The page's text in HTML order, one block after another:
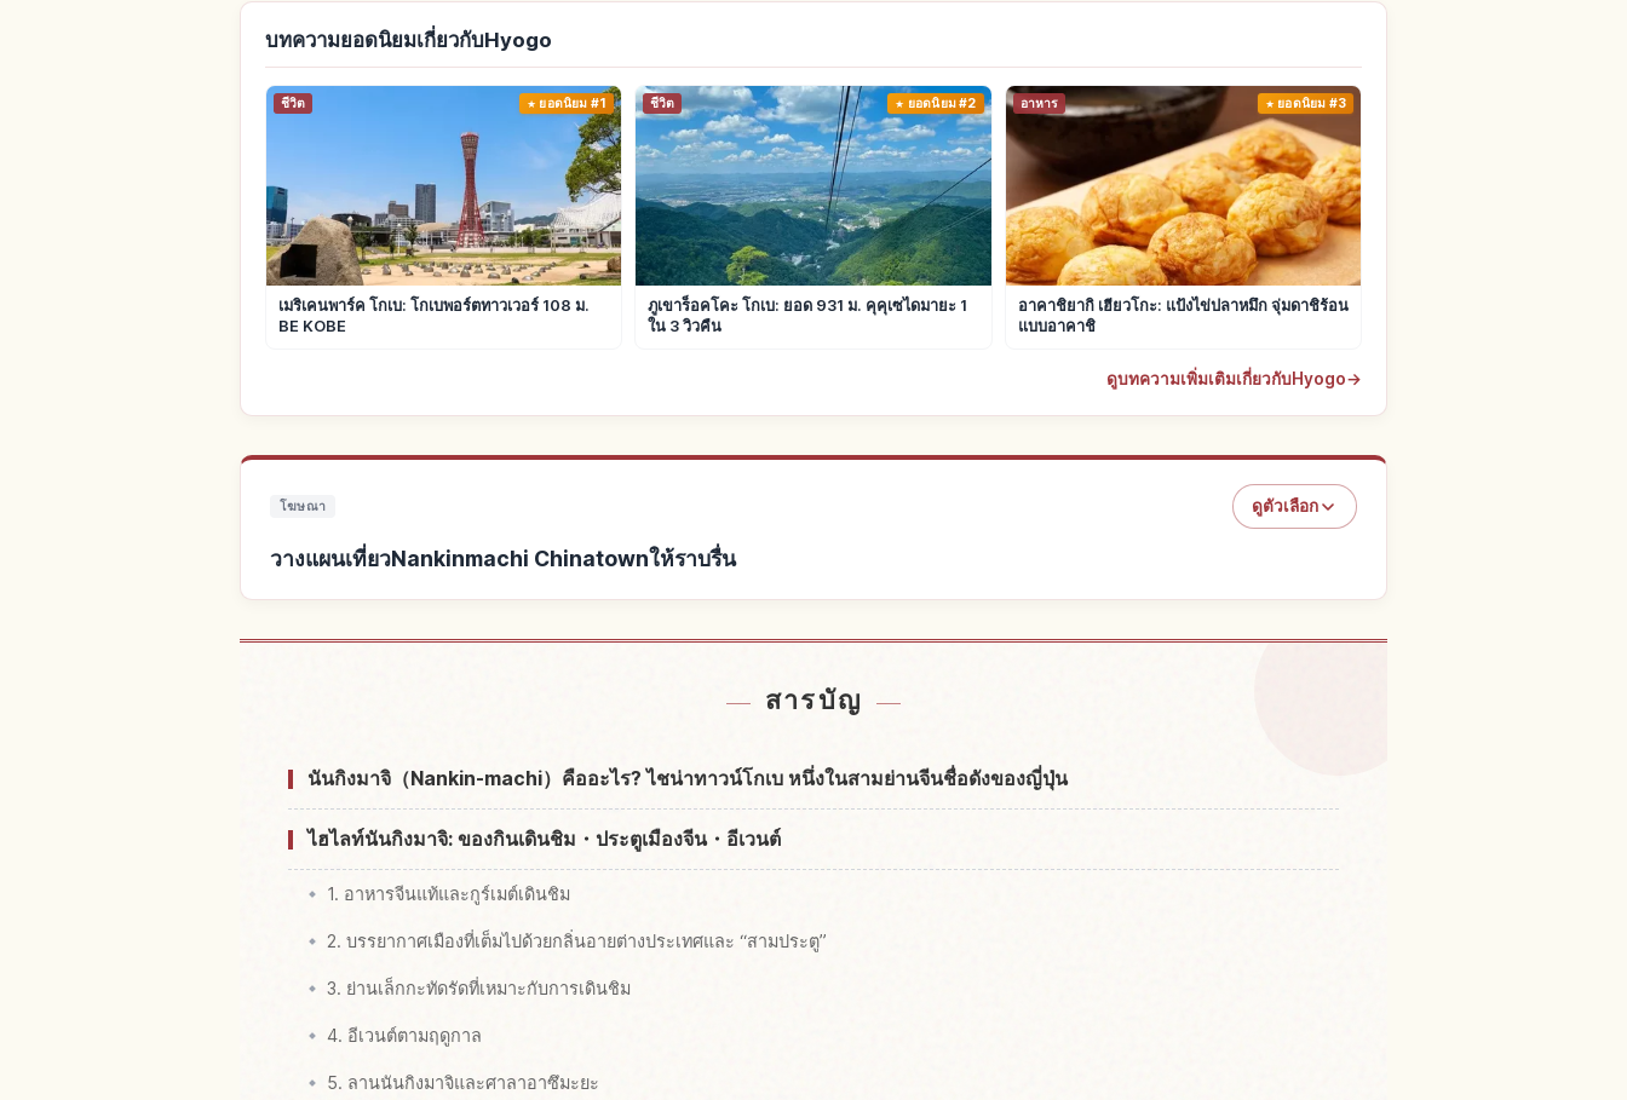
บทความยอดนิยมเกี่ยวกับHyogo
ชีวิต ยอดนิยม #1
เมริเคนพาร์ค โกเบ: โกเบพอร์ตทาวเวอร์ 108 ม.
BE KOBE
ชีวิต ยอดนิยม #2
ภูเขาร็อคโคะ โกเบ: ยอด 931 ม. คุคุเซไดมายะ 1
ใน 3 วิวคืน
อาหาร ยอดนิยม #3
อาคาชิยากิ เฮียวโกะ: แป้งไข่ปลาหมึก จุ่มดาชิร้อน
แบบอาคาชิ
ดูบทความเพิ่มเติมเกี่ยวกับHyogo→
โฆษณา ดูตัวเลือก
วางแผนเที่ยวNankinmachi Chinatownให้ราบรื่น
สารบัญ
นันกิงมาจิ（Nankin-machi）คืออะไร? ไชน่าทาวน์โกเบ หนึ่งในสามย่านจีนชื่อดังของญี่ปุ่น
ไฮไลท์นันกิงมาจิ: ของกินเดินชิม・ประตูเมืองจีน・อีเวนต์
1. อาหารจีนแท้และกูร์เมต์เดินชิม
2. บรรยากาศเมืองที่เต็มไปด้วยกลิ่นอายต่างประเทศและ “สามประตู”
3. ย่านเล็กกะทัดรัดที่เหมาะกับการเดินชิม
4. อีเวนต์ตามฤดูกาล
5. ลานนันกิงมาจิและศาลาอาซึมะยะ